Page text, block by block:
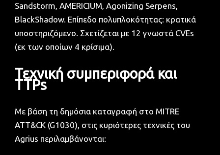
Sandstorm, AMERICIUM, Agonizing Serpens,
BlackShadow. Επίπεδο πολυπλοκότητας: κρατικά
υποστηριζόμενο. Σχετίζεται με 12 γνωστά CVEs
(εκ των οποίων 4 κρίσιμα).
Τεχνική συμπεριφορά και
TTPs
Με βάση τη δημόσια καταγραφή στο MITRE
ATT&CK (G1030), στις κυριότερες τεχνικές του
Agrius περιλαμβάνονται: